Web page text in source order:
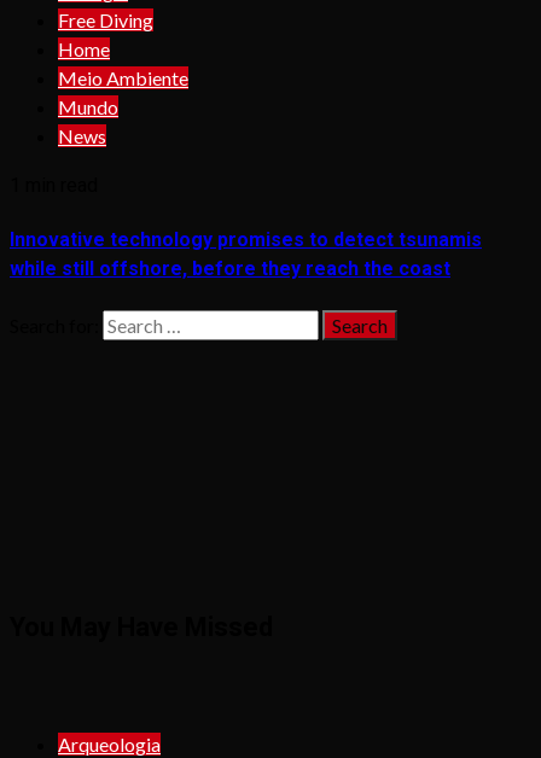
Free Diving
Home
Meio Ambiente
Mundo
News
Innovative technology promises to detect tsunamis
while still offshore, before they reach the coast
Arqueologia